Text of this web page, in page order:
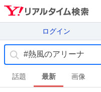
ログイン
話題 最新 画像